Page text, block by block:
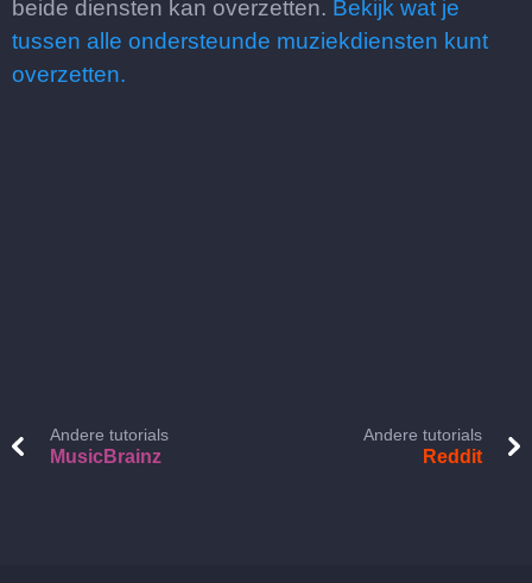
beide diensten kan overzetten. Bekijk wat je
tussen alle ondersteunde muziekdiensten kunt
overzetten.
Andere tutorials
MusicBrainz
Andere tutorials
Reddit